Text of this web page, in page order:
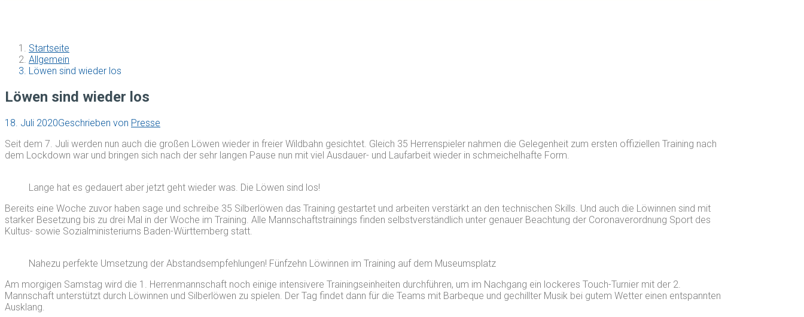
Startseite
Allgemein
Löwen sind wieder los
Löwen sind wieder los
18. Juli 2020Geschrieben von Presse
Seit dem 7. Juli werden nun auch die großen Löwen wieder in freier Wildbahn gesichtet. Gleich 35 Herrenspieler nahmen die Gelegenheit zum ersten offiziellen Training nach
dem Lockdown war und bringen sich nach der sehr langen Pause nun mit viel Ausdauer- und Laufarbeit wieder in schmeichelhafte Form.
Lange hat es gedauert aber jetzt geht wieder was. Die Löwen sind los!
Bereits eine Woche zuvor haben sage und schreibe 35 Silberlöwen das Training gestartet und arbeiten verstärkt an den technischen Skills. Und auch die Löwinnen sind mit
starker Besetzung bis zu drei Mal in der Woche im Training. Alle Mannschaftstrainings finden selbstverständlich unter genauer Beachtung der Coronaverordnung Sport des
Kultus- sowie Sozialministeriums Baden-Württemberg statt.
Nahezu perfekte Umsetzung der Abstandsempfehlungen! Fünfzehn Löwinnen im Training auf dem Museumsplatz
Am morgigen Samstag wird die 1. Herrenmannschaft noch einige intensivere Trainingseinheiten durchführen, um im Nachgang ein lockeres Touch-Turnier mit der 2.
Mannschaft unterstützt durch Löwinnen und Silberlöwen zu spielen. Der Tag findet dann für die Teams mit Barbeque und gechillter Musik bei gutem Wetter einen entspannten
Ausklang.